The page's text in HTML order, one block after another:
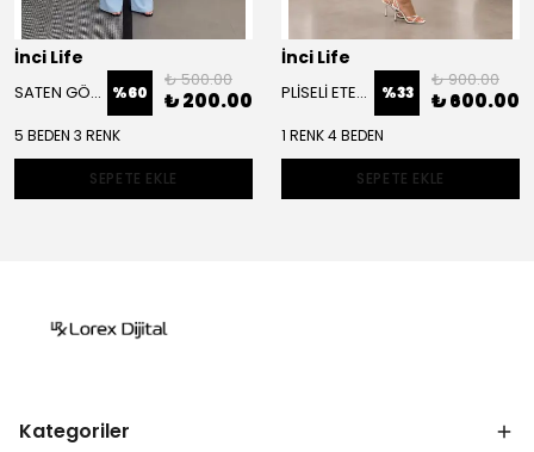
İnci Life
SATEN GÖRÜNÜMLÜ PANTOLON %60
₺ 500.00
₺ 200.00
5 BEDEN 3 RENK
SEPETE EKLE
İnci Life
PLİSELİ ETEK BÜSTİYER TAKIM %33
₺ 900.00
₺ 600.00
1 RENK 4 BEDEN
SEPETE EKLE
Kategoriler